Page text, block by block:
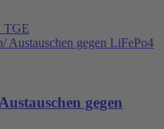
TGE
Austauschen gegen LiFePo4
gegen